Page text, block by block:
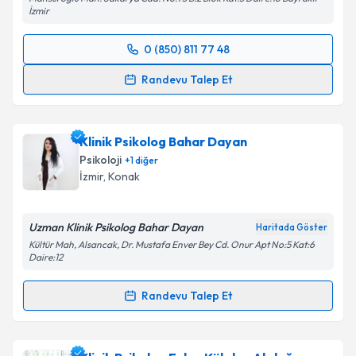
İzmir
0 (850) 811 77 48
Randevu Talep Et
Randevu Takvimi Talebi
almanız için bir takvim hazırlandığında e-posta ile
bilgilendireceğiz.
E-posta Adresiniz
Metni'ni okudum ve kişisel verilerimin belirtilen
kapsamda işlenmesini kabul ediyorum.
Takvim Talebini Gönder
Klinik Psikolog Bahar Dayan
Psikoloji +1diğer
İzmir, Konak
Uzman Klinik Psikolog Bahar Dayan Haritada Göster
Kültür Mah, Alsancak, Dr. Mustafa Enver Bey Cd. Onur Apt No:5 Kat:6
Daire:12
Randevu Talep Et
Randevu Takvimi Talebi